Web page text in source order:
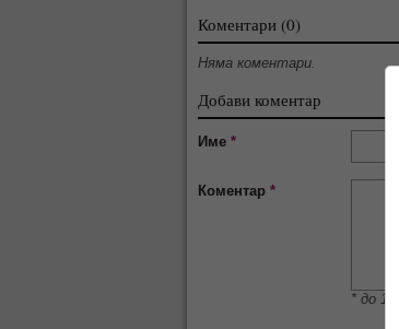
Коментари (0)
Няма коментари.
Добави коментар
Име *
Коментар *
* до